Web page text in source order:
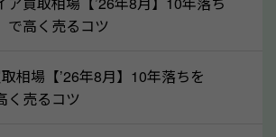
能なケースは珍しくないため、まず
できる無料査定をお試しください。
ます。
な清掃で買取価格アップも！
で高く売るコツ
相場【’26年8月】10年落ちを
く売るコツ